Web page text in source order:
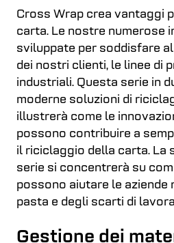
Cross Wrap crea vantaggi
carta. Le nostre numerose
sviluppate per soddisfare
dei nostri clienti, le linee di
industriali. Questa serie in
moderne soluzioni di
illustrerà come le
possono contribuire a
il riciclaggio della carta. La
serie si concentrerà su
possono aiutare le aziende
pasta e degli scarti di
Gestione dei